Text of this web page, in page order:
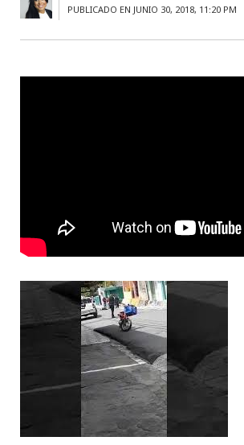
PUBLICADO EN JUNIO 30, 2018, 11:20 PM